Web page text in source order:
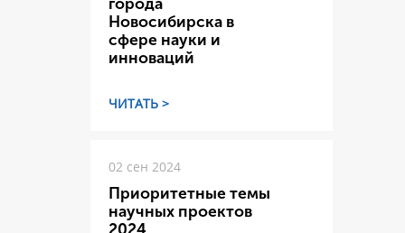
города
Новосибирска в
сфере науки и
инноваций
ЧИТАТЬ >
02 сен 2024
Приоритетные темы
научных проектов